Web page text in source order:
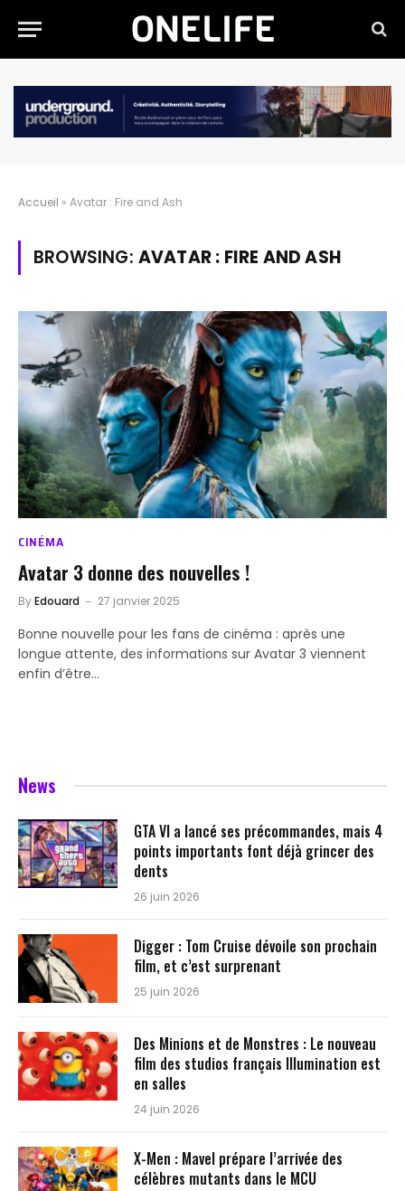
Accueil » Avatar : Fire and Ash
BROWSING: AVATAR : FIRE AND ASH
CINÉMA
Avatar 3 donne des nouvelles !
ByEdouard 27 janvier 2025
Bonne nouvelle pour les fans de cinéma : après une
longue attente, des informations sur Avatar 3 viennent
enfin d’être…
News
GTA VI a lancé ses précommandes, mais 4
points importants font déjà grincer des
dents
26 juin 2026
Digger : Tom Cruise dévoile son prochain
film, et c’est surprenant
25 juin 2026
Des Minions et de Monstres : Le nouveau
film des studios français Illumination est
en salles
24 juin 2026
X-Men : Mavel prépare l’arrivée des
célèbres mutants dans le MCU